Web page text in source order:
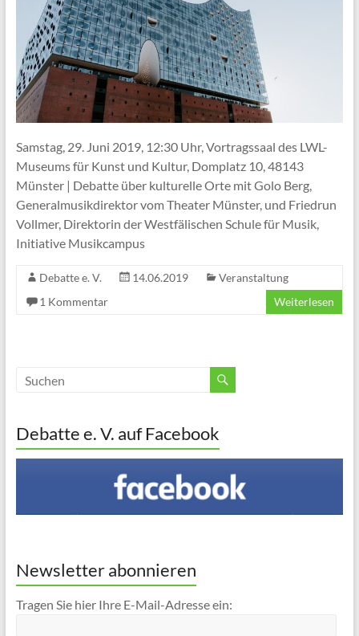
Samstag, 29. Juni 2019, 12:30 Uhr, Vortragssaal des LWL-
Museums für Kunst und Kultur, Domplatz 10, 48143
Münster | Debatte über kulturelle Orte mit Golo Berg,
Generalmusikdirektor vom Theater Münster, und Friedrun
Vollmer, Direktorin der Westfälischen Schule für Musik,
Initiative Musikcampus
Debatte e. V. 14.06.2019
Veranstaltung
1 Kommentar
Weiterlesen
Debatte e. V. auf Facebook
Newsletter abonnieren
Tragen Sie hier Ihre E-Mail-Adresse ein: